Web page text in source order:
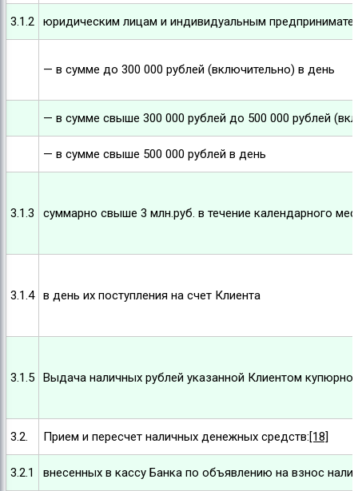
3.1.2 юридическим лицам и индивидуальным
— в сумме до 300 000 рублей (включительно) в день
— в сумме свыше 300 000 рублей до 500 000 рублей
— в сумме свыше 500 000 рублей в день
3.1.3 суммарно свыше 3 млн.руб. в течение календарного
3.1.4 в день их поступления на счет Клиента
3.1.5 Выдача наличных рублей указанной Клиентом
3.2. Прием и пересчет наличных денежных средств:[18]
3.2.1 внесенных в кассу Банка по объявлению на взнос